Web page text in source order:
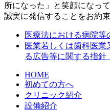
所になった」と笑顔になっ
誠実に発信することをお約束
医療法における病院等
医業若しくは歯科医
る広告等に関する指針
HOME
初めての方へ
クリニック紹介
設備紹介